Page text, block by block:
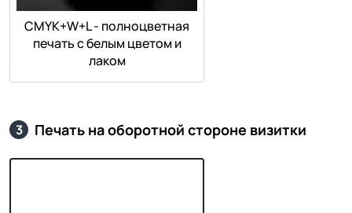
СMYK+W+L - полноцветная
печать с белым цветом и
лаком
3 Печать на оборотной стороне визитки